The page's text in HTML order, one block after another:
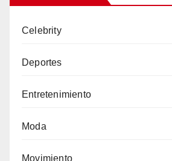
Celebrity
Deportes
Entretenimiento
Moda
Movimiento